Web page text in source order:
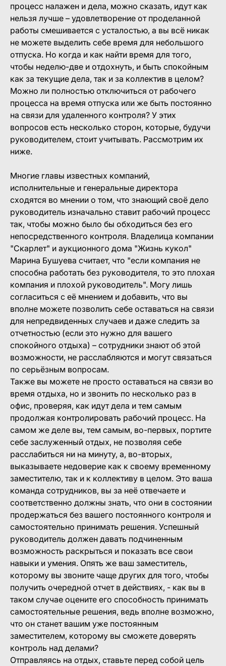
процесс налажен и дела, можно сказать, идут как
нельзя лучше – удовлетворение от проделанной
работы смешивается с усталостью, а вы всё никак
не можете выделить себе время для небольшого
отпуска. Но когда и как найти время для того,
чтобы неделю-две и отдохнуть, и быть спокойным
как за текущие дела, так и за коллектив в целом?
Можно ли полностью отключиться от рабочего
процесса на время отпуска или же быть постоянно
на связи для удаленного контроля? У этих
вопросов есть несколько сторон, которые, будучи
руководителем, стоит учитывать. Рассмотрим их
ниже.
Многие главы известных компаний,
исполнительные и генеральные директора
сходятся во мнении о том, что знающий своё дело
руководитель изначально ставит рабочий процесс
так, чтобы можно было бы обходиться без его
непосредственного контроля. Владелица компании
"Скарлет" и аукционного дома "Жизнь кукол"
Марина Бушуева считает, что "если компания не
способна работать без руководителя, то это плохая
компания и плохой руководитель". Могу лишь
согласиться с её мнением и добавить, что вы
вполне можете позволить себе оставаться на связи
для непредвиденных случаев и даже следить за
отчетностью (если это нужно для вашего
спокойного отдыха) – сотрудники знают об этой
возможности, не расслабляются и могут связаться
по серьёзным вопросам.
Также вы можете не просто оставаться на связи во
время отдыха, но и звонить по несколько раз в
офис, проверяя, как идут дела и тем самым
продолжая контролировать рабочий процесс. На
самом же деле вы, тем самым, во-первых, портите
себе заслуженный отдых, не позволяя себе
расслабиться ни на минуту, а, во-вторых,
выказываете недоверие как к своему временному
заместителю, так и к коллективу в целом. Это ваша
команда сотрудников, вы за неё отвечаете и
соответственно должны знать, что они в состоянии
продержаться без вашего постоянного контроля и
самостоятельно принимать решения. Успешный
руководитель должен давать подчиненным
возможность раскрыться и показать все свои
навыки и умения. Опять же ваш заместитель,
которому вы звоните чаще других для того, чтобы
получить очередной отчет в действиях, - как вы в
таком случае оцените его способность принимать
самостоятельные решения, ведь вполне возможно,
что он станет вашим уже постоянным
заместителем, которому вы сможете доверять
контроль над делами?
Отправляясь на отдых, ставьте перед собой цель